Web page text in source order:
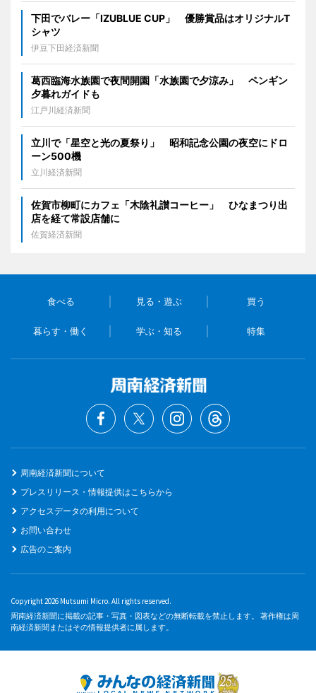
下田でバレー「IZUBLUE CUP」 優勝賞品はオリジナルT
シャツ
伊豆下田経済新聞
葛西臨海水族園で夜間開園「水族園で夕涼み」 ペンギン
夕暮れガイドも
江戸川経済新聞
立川で「星空と光の夏祭り」 昭和記念公園の夜空にドロ
ーン500機
立川経済新聞
佐賀市柳町にカフェ「木陰礼讃コーヒー」 ひなまつり出
店を経て常設店舗に
佐賀経済新聞
食べる 見る・遊ぶ 買う
暮らす・働く 学ぶ・知る 特集
周南経済新聞について
プレスリリース・情報提供はこちらから
アクセスデータの利用について
お問い合わせ
広告のご案内
Copyright 2026 Mutsumi Micro. All rights reserved.
周南経済新聞に掲載の記事・写真・図表などの無断転載を禁止します。 著作権は周
南経済新聞またはその情報提供者に属します。